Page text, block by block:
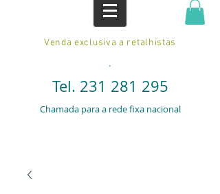
Venda exclusiva a retalhistas
.
Tel. 231 281 295
Chamada para a rede fixa nacional